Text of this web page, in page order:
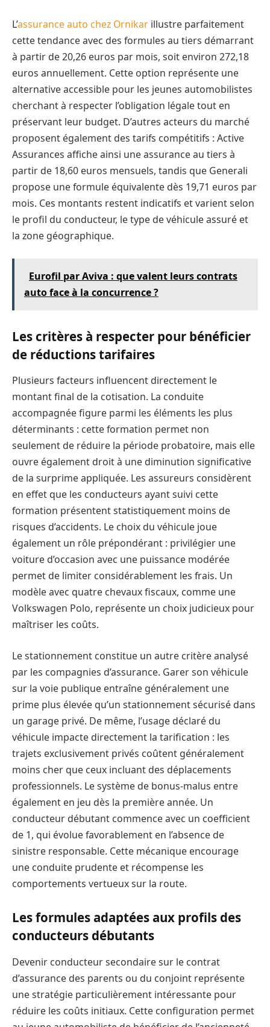
L’assurance auto chez Ornikar illustre parfaitement
cette tendance avec des formules au tiers démarrant
à partir de 20,26 euros par mois, soit environ 272,18
euros annuellement. Cette option représente une
alternative accessible pour les jeunes automobilistes
cherchant à respecter l’obligation légale tout en
préservant leur budget. D’autres acteurs du marché
proposent également des tarifs compétitifs : Active
Assurances affiche ainsi une assurance au tiers à
partir de 18,60 euros mensuels, tandis que Generali
propose une formule équivalente dès 19,71 euros par
mois. Ces montants restent indicatifs et varient selon
le profil du conducteur, le type de véhicule assuré et
la zone géographique.
Eurofil par Aviva : que valent leurs contrats
auto face à la concurrence ?
Les critères à respecter pour bénéficier
de réductions tarifaires
Plusieurs facteurs influencent directement le
montant final de la cotisation. La conduite
accompagnée figure parmi les éléments les plus
déterminants : cette formation permet non
seulement de réduire la période probatoire, mais elle
ouvre également droit à une diminution significative
de la surprime appliquée. Les assureurs considèrent
en effet que les conducteurs ayant suivi cette
formation présentent statistiquement moins de
risques d’accidents. Le choix du véhicule joue
également un rôle prépondérant : privilégier une
voiture d’occasion avec une puissance modérée
permet de limiter considérablement les frais. Un
modèle avec quatre chevaux fiscaux, comme une
Volkswagen Polo, représente un choix judicieux pour
maîtriser les coûts.
Le stationnement constitue un autre critère analysé
par les compagnies d’assurance. Garer son véhicule
sur la voie publique entraîne généralement une
prime plus élevée qu’un stationnement sécurisé dans
un garage privé. De même, l’usage déclaré du
véhicule impacte directement la tarification : les
trajets exclusivement privés coûtent généralement
moins cher que ceux incluant des déplacements
professionnels. Le système de bonus-malus entre
également en jeu dès la première année. Un
conducteur débutant commence avec un coefficient
de 1, qui évolue favorablement en l’absence de
sinistre responsable. Cette mécanique encourage
une conduite prudente et récompense les
comportements vertueux sur la route.
Les formules adaptées aux profils des
conducteurs débutants
Devenir conducteur secondaire sur le contrat
d’assurance des parents ou du conjoint représente
une stratégie particulièrement intéressante pour
réduire les coûts initiaux. Cette configuration permet